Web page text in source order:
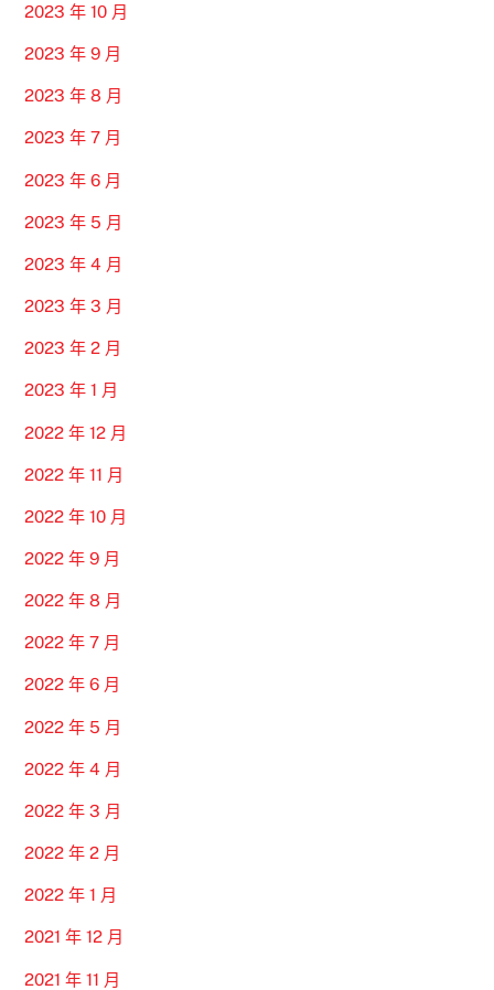
2023 年 10 月
2023 年 9 月
2023 年 8 月
2023 年 7 月
2023 年 6 月
2023 年 5 月
2023 年 4 月
2023 年 3 月
2023 年 2 月
2023 年 1 月
2022 年 12 月
2022 年 11 月
2022 年 10 月
2022 年 9 月
2022 年 8 月
2022 年 7 月
2022 年 6 月
2022 年 5 月
2022 年 4 月
2022 年 3 月
2022 年 2 月
2022 年 1 月
2021 年 12 月
2021 年 11 月